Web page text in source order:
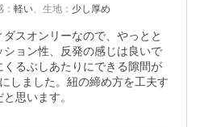
： 軽い、 生地 ： 少し厚め
スオンリーなので、やっとと
ョン性、反発の感じは良いで
るぶしあたりにできる隙間が
しました。紐の締め方を工夫す
思います。